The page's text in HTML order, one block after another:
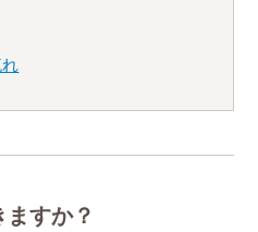
すか？